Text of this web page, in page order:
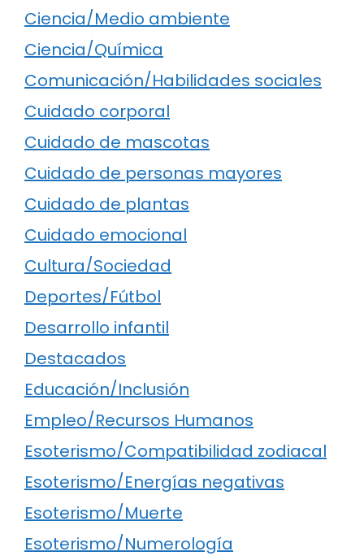
Ciencia/Medio ambiente
Ciencia/Química
Comunicación/Habilidades sociales
Cuidado corporal
Cuidado de mascotas
Cuidado de personas mayores
Cuidado de plantas
Cuidado emocional
Cultura/Sociedad
Deportes/Fútbol
Desarrollo infantil
Destacados
Educación/Inclusión
Empleo/Recursos Humanos
Esoterismo/Compatibilidad zodiacal
Esoterismo/Energías negativas
Esoterismo/Muerte
Esoterismo/Numerología